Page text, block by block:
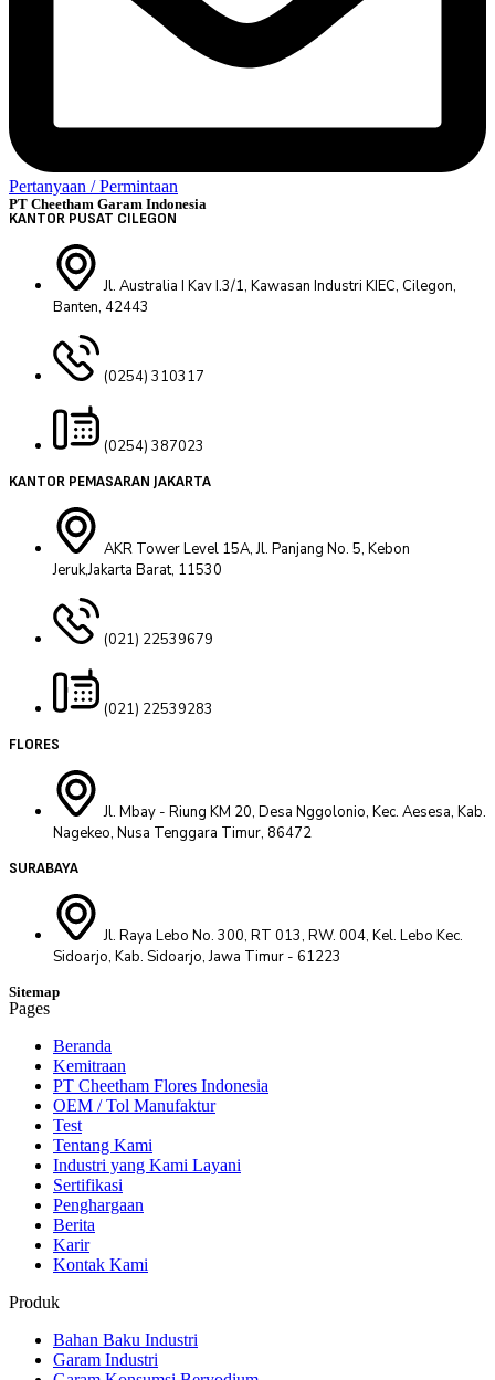
Pertanyaan / Permintaan
PT Cheetham Garam Indonesia
KANTOR PUSAT CILEGON
Jl. Australia I Kav I.3/1, Kawasan Industri KIEC, Cilegon,
Banten, 42443
(0254) 310317
(0254) 387023
KANTOR PEMASARAN JAKARTA
AKR Tower Level 15A, Jl. Panjang No. 5, Kebon
Jeruk,Jakarta Barat, 11530
(021) 22539679
(021) 22539283
FLORES
Jl. Mbay - Riung KM 20, Desa Nggolonio, Kec. Aesesa, Kab.
Nagekeo, Nusa Tenggara Timur, 86472
SURABAYA
Jl. Raya Lebo No. 300, RT 013, RW. 004, Kel. Lebo Kec.
Sidoarjo, Kab. Sidoarjo, Jawa Timur - 61223
Sitemap
Pages
Beranda
Kemitraan
PT Cheetham Flores Indonesia
OEM / Tol Manufaktur
Test
Tentang Kami
Industri yang Kami Layani
Sertifikasi
Penghargaan
Berita
Karir
Kontak Kami
Produk
Bahan Baku Industri
Garam Industri